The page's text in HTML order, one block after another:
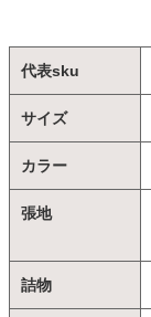
代表sku
サイズ
カラー
張地
詰物